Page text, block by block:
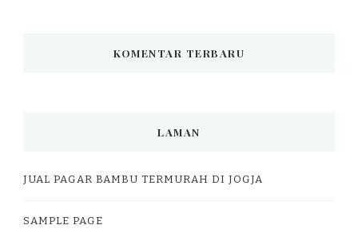
KOMENTAR TERBARU
LAMAN
JUAL PAGAR BAMBU TERMURAH DI JOGJA
SAMPLE PAGE